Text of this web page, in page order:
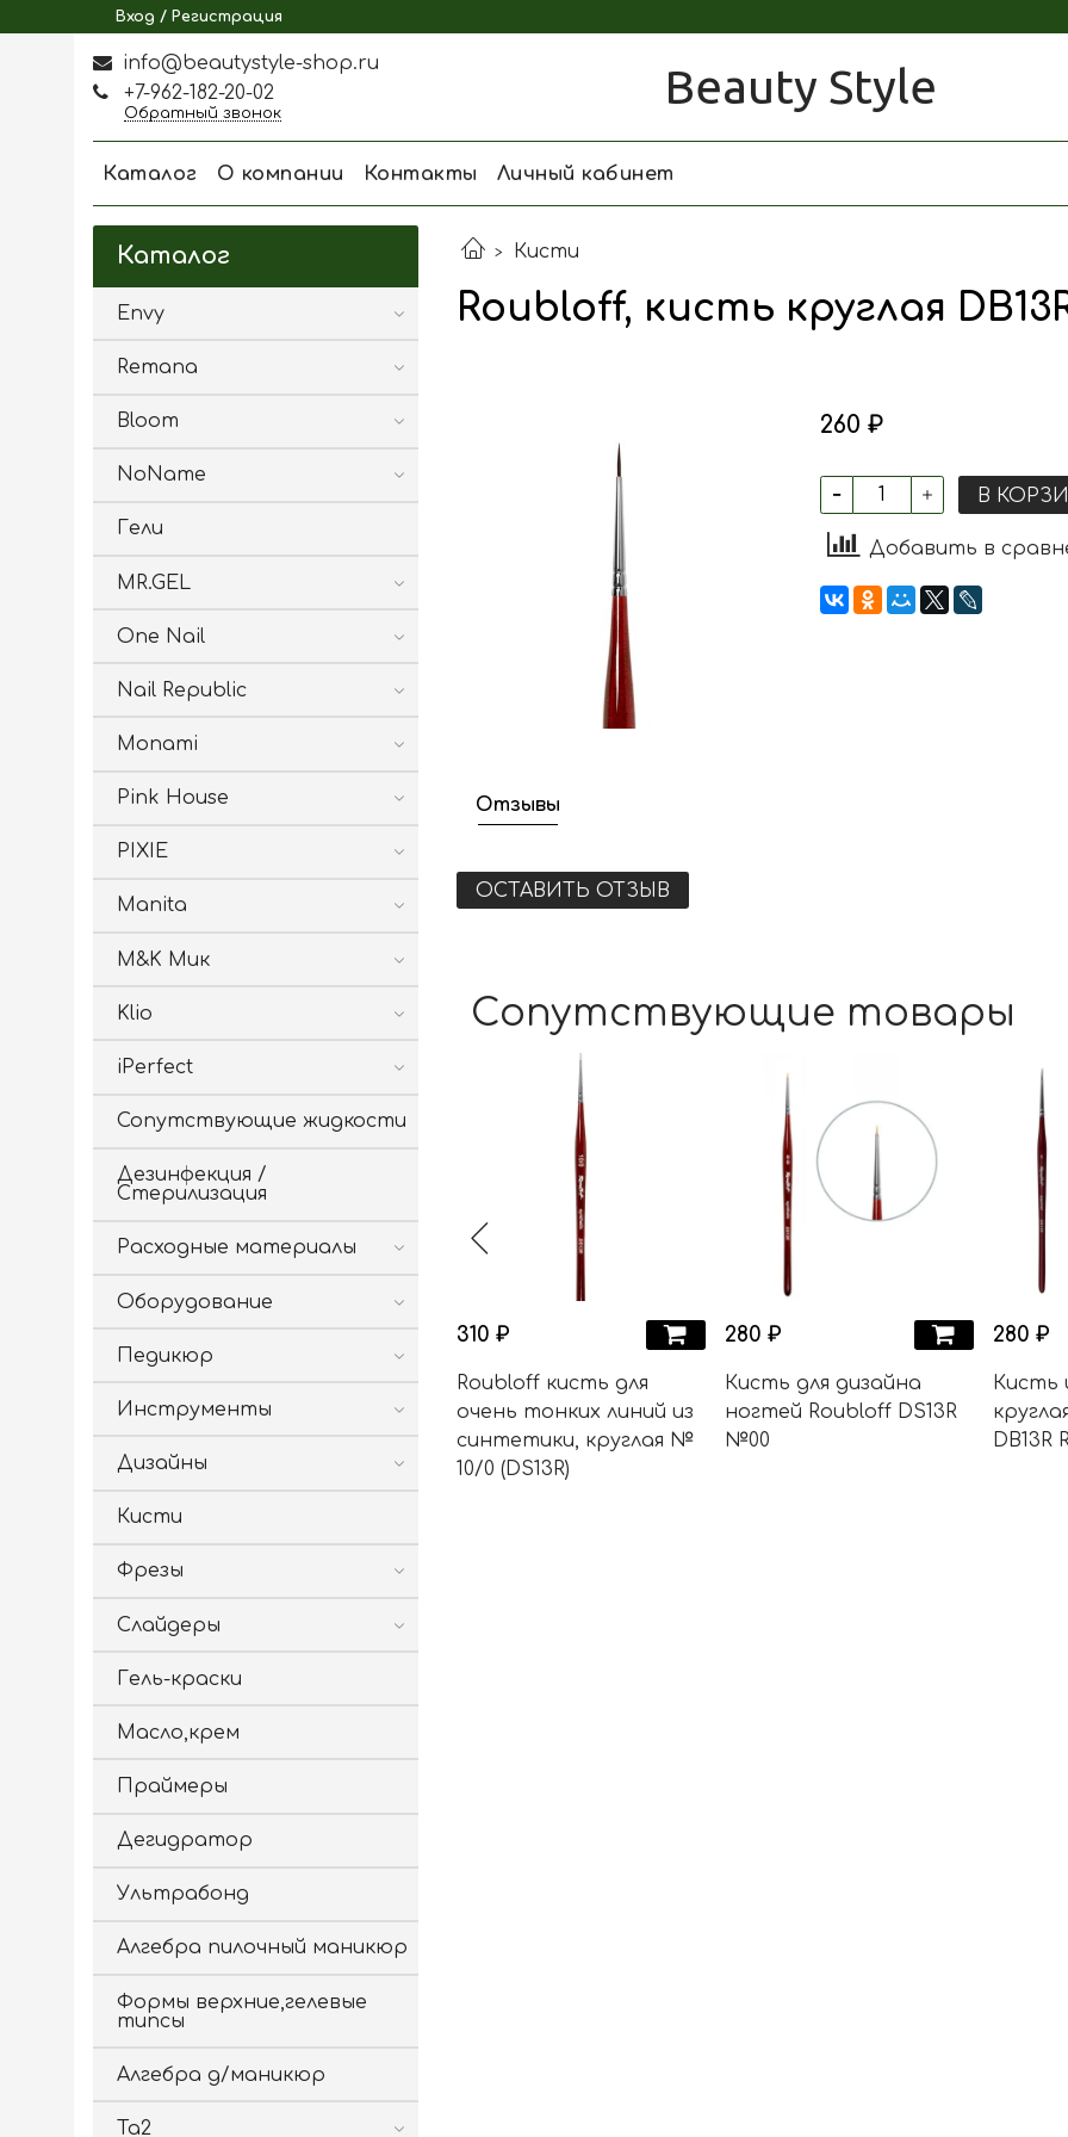
Вход / Регистрация
info@beautystyle-shop.ru
+7-962-182-20-02
Обратный звонок Beauty Style
Каталог О компании Контакты Личный кабинет
Кисти
Roubloff, кисть круглая
260 ₽
В
Добавить в
Отзывы
ОСТАВИТЬ ОТЗЫВ
Сопутствующие товары
310 ₽
Roubloff кисть для
очень тонких линий из
синтетики, круглая №
10/0 (DS13R)
280 ₽
Кисть для дизайна
ногтей Roubloff DS13R
№00
280 ₽
Кисть
DB13R
Каталог
Envy
Remana
Bloom
NoName
Гели
MR.GEL
One Nail
Nail Republic
Monami
Pink House
PIXIE
Manita
M&K Мик
Klio
iPerfect
Сопутствующие жидкости
Дезинфекция /
Стерилизация
Расходные материалы
Оборудование
Педикюр
Инструменты
Дизайны
Кисти
Фрезы
Слайдеры
Гель-краски
Масло,крем
Праймеры
Дегидратор
Ультрабонд
Алгебра пилочный маникюр
Формы верхние,гелевые
типсы
Алгебра д/маникюр
Ta2